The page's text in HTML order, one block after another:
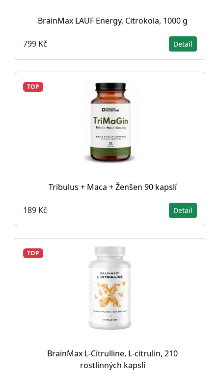
BrainMax LAUF Energy, Citrokola, 1000 g
799 Kč Detail
TOP
Tribulus + Maca + Ženšen 90 kapslí
189 Kč Detail
TOP
BrainMax L-Citrulline, L-citrulin, 210
rostlinných kapslí